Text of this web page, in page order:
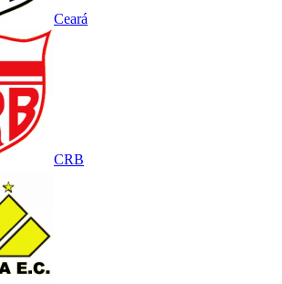
Ceará
CRB